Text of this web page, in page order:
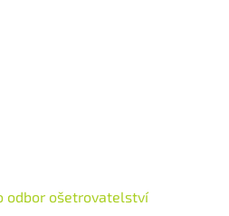
odbor ošetrovatelství